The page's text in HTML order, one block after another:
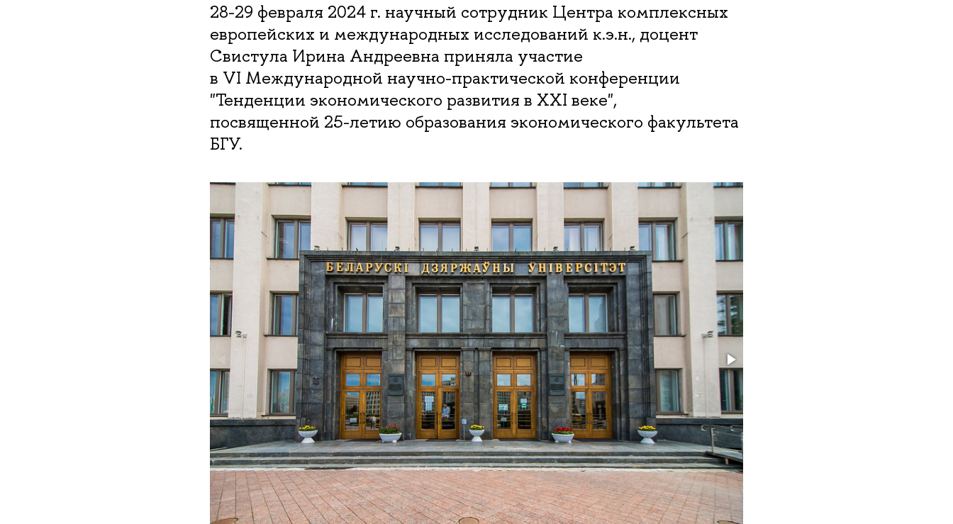
28-29 февраля 2024 г. научный сотрудник Центра комплексных
европейских и международных исследований к.э.н., доцент
Свистула Ирина Андреевна приняла участие
в VI Международной научно-практической конференции
"Тенденции экономического развития в XXI веке",
посвященной 25-летию образования экономического факультета
БГУ.